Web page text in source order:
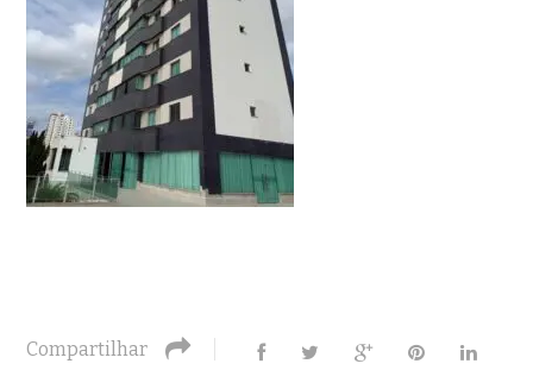
Compartilhar